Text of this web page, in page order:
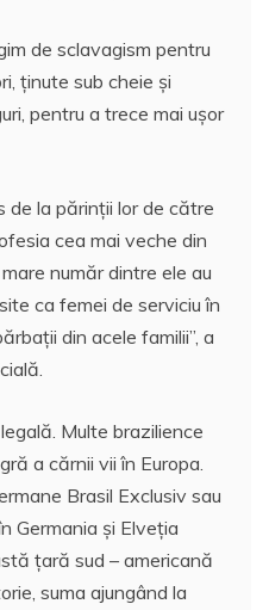
de sclavagism pentru
ţinute sub cheie şi
pentru a trece mai uşor
de la părinţii lor de către
cea mai veche din
număr dintre ele au
ca femei de serviciu în
din acele familii”, a
Multe brazilience
a cărnii vii în Europa.
Brasil Exclusiv sau
Germania şi Elveţia
ţară sud – americană
suma ajungând la